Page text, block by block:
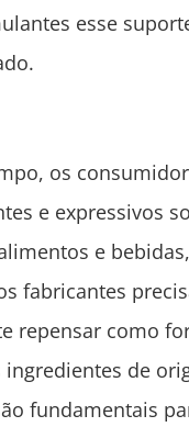
esse
os
e expressivos
e
fabricantes
repensar como
de
fundamentais